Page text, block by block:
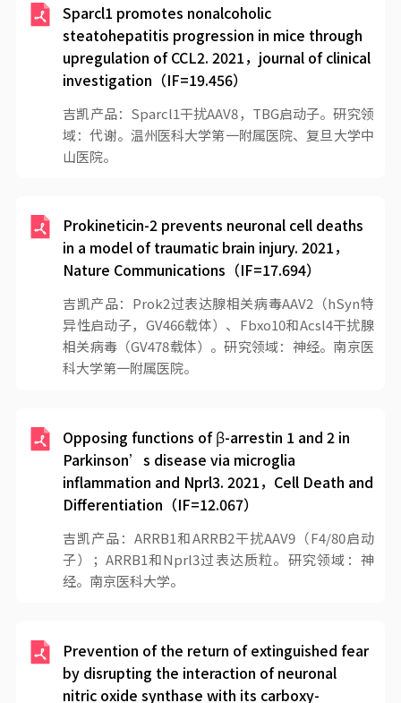
Sparcl1 promotes nonalcoholic
steatohepatitis progression in mice through
upregulation of CCL2. 2021，journal of clinical
investigation（IF=19.456）
吉凯产品：Sparcl1干扰AAV8，TBG启动子。研究领
域：代谢。温州医科大学第一附属医院、复旦大学中
山医院。
Prokineticin-2 prevents neuronal cell deaths
in a model of traumatic brain injury. 2021，
Nature Communications（IF=17.694）
吉凯产品：Prok2过表达腺相关病毒AAV2（hSyn特
异性启动子，GV466载体）、Fbxo10和Acsl4干扰腺
相关病毒（GV478载体）。研究领域：神经。南京医
科大学第一附属医院。
Opposing functions of β-arrestin 1 and 2 in
Parkinson’s disease via microglia
inflammation and Nprl3. 2021，Cell Death and
Differentiation（IF=12.067）
吉凯产品：ARRB1和ARRB2干扰AAV9（F4/80启动
子）；ARRB1和Nprl3过表达质粒。研究领域：神
经。南京医科大学。
Prevention of the return of extinguished fear
by disrupting the interaction of neuronal
nitric oxide synthase with its carboxy-